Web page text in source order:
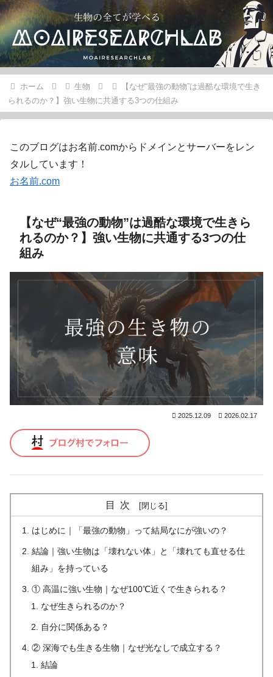
ホーム 生物
【なぜ“最強の動物”は過酷な環境で生き
られるのか？】強い生物に共通する3つの仕組み
このブログはお名前.comからドメインとサーバーをレン
タルしています！
お名前.com
【なぜ“最強の動物”は過酷な環境で生きら
れるのか？】強い生物に共通する3つの仕
組み
2025.12.09 2026.02.17
目次
はじめに｜「最強の動物」って結局なにが強いの？
結論｜強い生物は「壊れない体」と「壊れても直せる仕
組み」を持っている
① 高温に強い生物｜なぜ100℃近くで生きられる？
なぜ生きられるのか？
自分に関係ある？
② 深海でも生きる生物｜なぜ光なしで成立する？
結論